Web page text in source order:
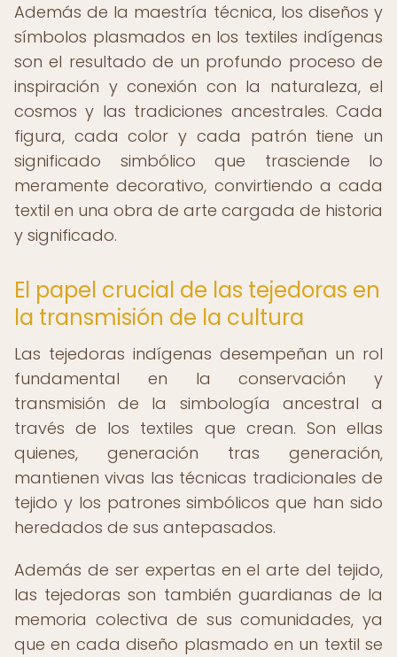
Además de la maestría técnica, los diseños y
símbolos plasmados en los textiles indígenas
son el resultado de un profundo proceso de
inspiración y conexión con la naturaleza, el
cosmos y las tradiciones ancestrales. Cada
figura, cada color y cada patrón tiene un
significado simbólico que trasciende lo
meramente decorativo, convirtiendo a cada
textil en una obra de arte cargada de historia
y significado.
El papel crucial de las tejedoras en
la transmisión de la cultura
Las tejedoras indígenas desempeñan un rol
fundamental en la conservación y
transmisión de la simbología ancestral a
través de los textiles que crean. Son ellas
quienes, generación tras generación,
mantienen vivas las técnicas tradicionales de
tejido y los patrones simbólicos que han sido
heredados de sus antepasados.
Además de ser expertas en el arte del tejido,
las tejedoras son también guardianas de la
memoria colectiva de sus comunidades, ya
que en cada diseño plasmado en un textil se